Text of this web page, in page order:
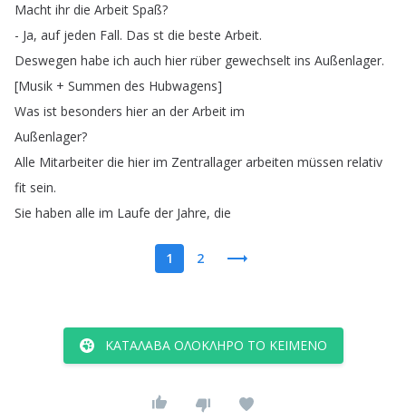
Macht ihr die Arbeit Spaß?
- Ja, auf jeden Fall. Das st die beste Arbeit.
Deswegen habe ich auch hier rüber gewechselt ins Außenlager.
[Musik + Summen des Hubwagens]
Was ist besonders hier an der Arbeit im
Außenlager?
Alle Mitarbeiter die hier im Zentrallager arbeiten müssen relativ
fit sein.
Sie haben alle im Laufe der Jahre, die
1 2
ΚΑΤΆΛΑΒΑ ΟΛΌΚΛΗΡΟ ΤΟ ΚΕΊΜΕΝΟ